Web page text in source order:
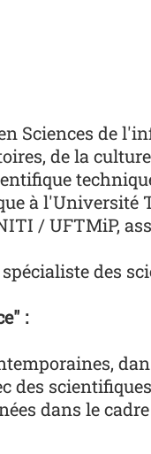
Sciences de
de la
à l'Université
/ UFTMiP,
des
:
des
dans le cadre